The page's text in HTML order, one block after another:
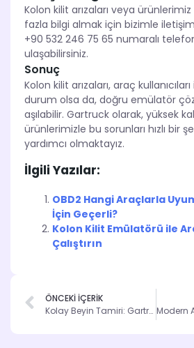
Kolon kilit arızaları veya
fazla bilgi almak için bizimle
+90 532 246 75 65 numaralı
ulaşabilirsiniz.
Sonuç
Kolon kilit arızaları, araç
durum olsa da, doğru emülatör
aşılabilir. Gartruck olarak, yüksek
ürünlerimizle bu sorunları hızlı bir
yardımcı olmaktayız.
İlgili Yazılar:
OBD2 Hangi Araçlarla
İçin Geçerli?
Kolon Kilit Emülatörü ile
Çalıştırın
ÖNCEKİ İÇERİK
Kolay Beyin Tamiri: Gartruck ile Hızlı Çözümler